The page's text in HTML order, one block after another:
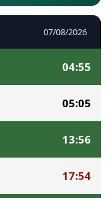
07/08/2026
04:55
05:05
13:56
17:54